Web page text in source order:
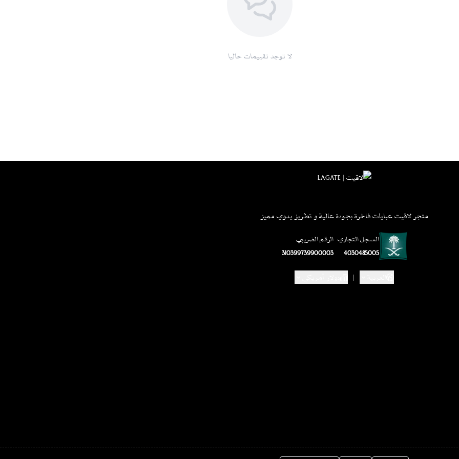
لا توجد تقييمات حاليا
متجر لاقيت عبايات فاخرة بجودة عالية و تطريز يدوي مميز
السجل التجاري
4030485005
الرقم الضريبي
310399739900003
|